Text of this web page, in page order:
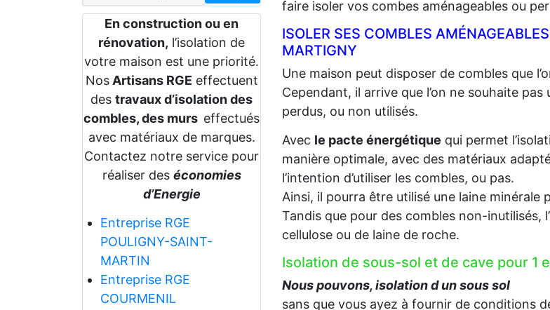
En construction ou en
rénovation, l’isolation de
votre maison est une priorité.
NosArtisans RGE effectuent
des travaux d’isolation des
combles, des murs effectués
avec matériaux de marques.
Contactez notre service pour
réaliser des économies
d’Energie
Entreprise RGE
POULIGNY-SAINT-
MARTIN
Entreprise RGE
COURMENIL
faire isoler vos combes aménageables ou
ISOLER SES COMBLES
MARTIGNY
Une maison peut disposer de combles que
Cependant, il arrive que l’on ne souhaite
perdus, ou non utilisés.
Avec le pacte énergétique qui permet
manière optimale, avec des matériaux
l’intention d’utiliser les combles, ou pas.
Ainsi, il pourra être utilisé une laine minérale
Tandis que pour des combles non-inutilisés,
cellulose ou de laine de roche.
Isolation de sous-sol et de cave pour 1
Nous pouvons, isolation d un sous sol
sans que vous ayez à fournir de conditions